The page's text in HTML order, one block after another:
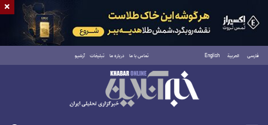
فارسی العربية English تماس با ما درباره ما تبلیغات آرشیو
شنبه ۱۷ مرداد ۱۴۰۵
×